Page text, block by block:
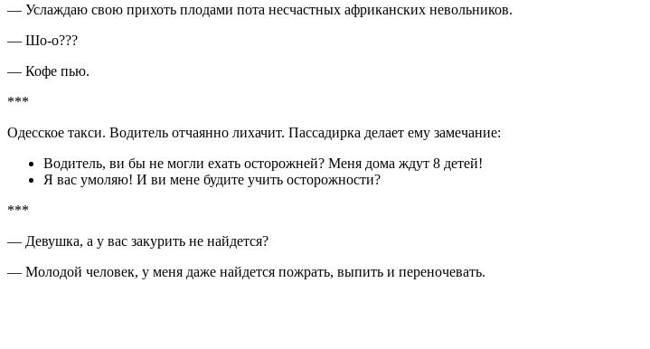
— Услаждаю свою прихоть плодами пота несчастных африканских невольников.
— Шо-о???
— Кофе пью.
***
Одесское такси. Водитель отчаянно лихачит. Пассадирка делает ему замечание:
Водитель, ви бы не могли ехать осторожней? Меня дома ждут 8 детей!
Я вас умоляю! И ви мене будите учить осторожности?
***
— Девушка, а у вас закурить не найдется?
— Молодой человек, у меня даже найдется пожрать, выпить и переночевать.